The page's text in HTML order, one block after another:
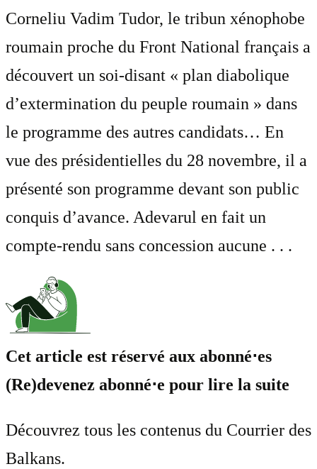
Corneliu Vadim Tudor, le tribun xénophobe
roumain proche du Front National français a
découvert un soi-disant « plan diabolique
d’extermination du peuple roumain » dans
le programme des autres candidats… En
vue des présidentielles du 28 novembre, il a
présenté son programme devant son public
conquis d’avance. Adevarul en fait un
compte-rendu sans concession aucune . . .
Cet article est réservé aux abonné⋅es
(Re)devenez abonné⋅e pour lire la suite
Découvrez tous les contenus du Courrier des
Balkans.